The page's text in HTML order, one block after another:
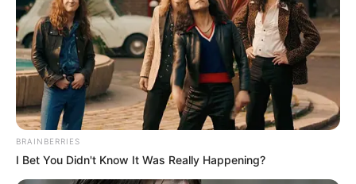
Ofen auf 200°C vorheizen. Mehl, Backpulver und Salz
mischen. In einer zweitenSchüsselEi(er), Zucker, Milch,
Butter und Vanillezucker mischen. Die trockenen Zutaten
auf die Eiermischung geben, alles zügig unterheben.
Muffinform vorbereiten, Teig zu 2/3 einfüllen. 20 Minuten
goldgelb backen. Nach Erkalten beliebig mit Glasur
überziehen.
Muffinbleche
(also für 12
BRAINBERRIES
I Bet You Didn't Know It Was Really Happening?